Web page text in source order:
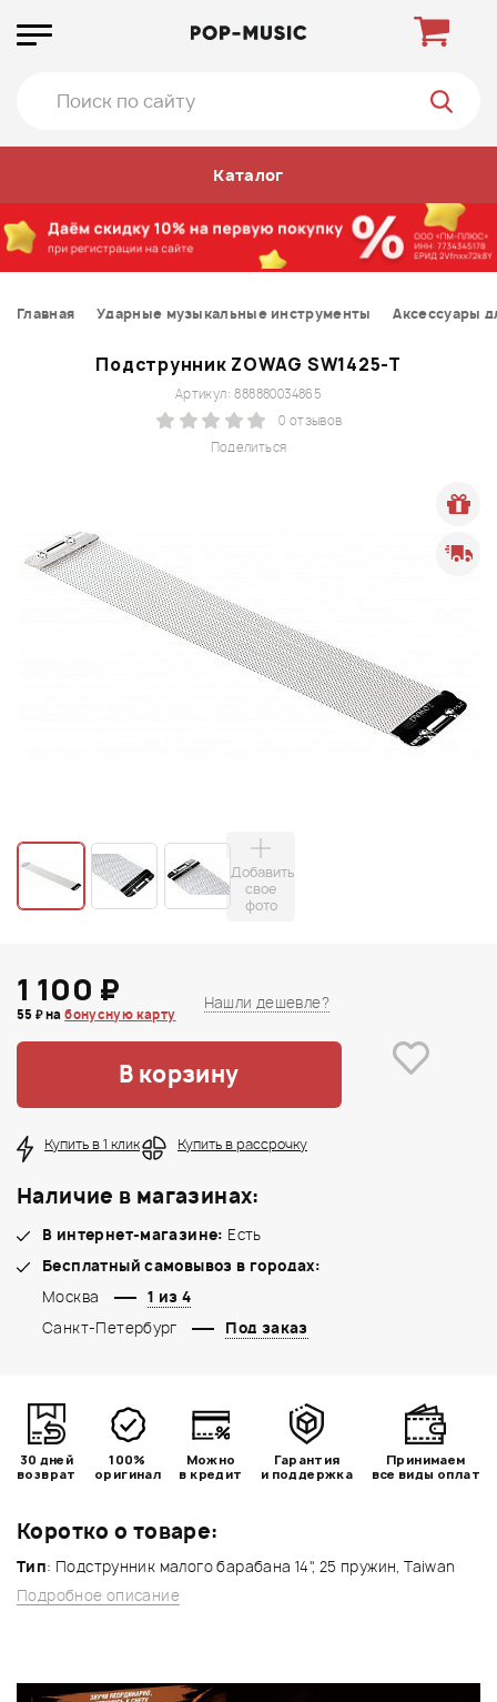
Каталог
Главная Ударные музыкальные инструменты Аксессуары
Подструнник ZOWAG SW1425-T
Поделиться
Артикул: 888880034865
0 отзывов
Добавить
свое
фото
Коротко о товаре:
Тип: Подструнник малого барабана 14", 25 пружин, Taiwan
Подробное описание
1 100 ₽
55 ₽ набонусную карту
Нашли дешевле?
В корзину
Купить в 1 клик Купить в рассрочку
Наличие в магазинах:
В интернет-магазине: Есть
Бесплатный самовывоз в городах:
Москва
1 из 4
Санкт-Петербург
Под заказ
30 дней
возврат
100%
оригинал
Можно
в кредит
Гарантия
и поддержка
Принимаем
все виды оплат